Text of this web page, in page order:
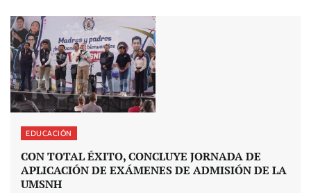
EDUCACIÓN
CON TOTAL ÉXITO, CONCLUYE JORNADA DE
APLICACIÓN DE EXÁMENES DE ADMISIÓN DE LA
UMSNH